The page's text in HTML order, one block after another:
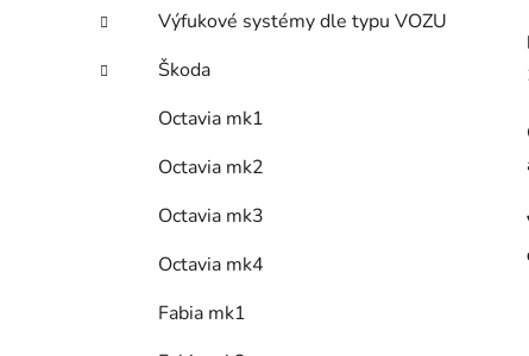
Výfukové systémy dle typu VOZU
Škoda
Octavia mk1
Octavia mk2
Octavia mk3
Octavia mk4
Fabia mk1